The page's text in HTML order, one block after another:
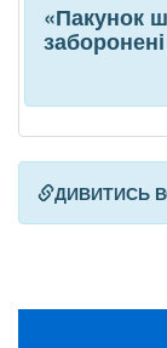
«Пакунок
ДИВИТИСЬ